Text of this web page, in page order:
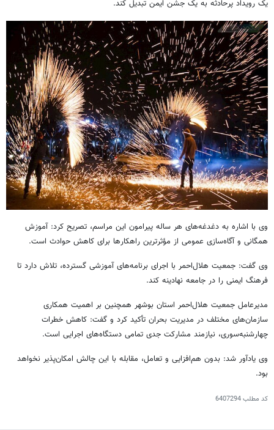
یک رویداد پرحادثه به یک جشن ایمن تبدیل کند.
وی با اشاره به دغدغه‌های هر ساله پیرامون این مراسم، تصریح کرد: آموزش
همگانی و آگاه‌سازی عمومی از مؤثرترین راهکارها برای کاهش حوادث است.
وی گفت: جمعیت هلال‌احمر با اجرای برنامه‌های آموزشی گسترده، تلاش دارد تا
فرهنگ ایمنی را در جامعه نهادینه کند.
مدیرعامل جمعیت هلال‌احمر استان بوشهر همچنین بر اهمیت همکاری
سازمان‌های مختلف در مدیریت بحران تأکید کرد و گفت: کاهش خطرات
چهارشنبه‌سوری، نیازمند مشارکت جدی تمامی دستگاه‌های اجرایی است.
وی یادآور شد: بدون هم‌افزایی و تعامل، مقابله با این چالش امکان‌پذیر نخواهد
بود.
کد مطلب6407294